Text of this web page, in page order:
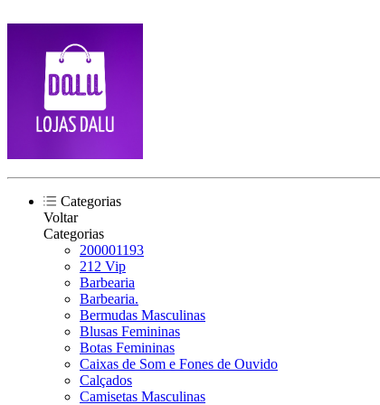
Categorias
Voltar
Categorias
200001193
212 Vip
Barbearia
Barbearia.
Bermudas Masculinas
Blusas Femininas
Botas Femininas
Caixas de Som e Fones de Ouvido
Calçados
Camisetas Masculinas